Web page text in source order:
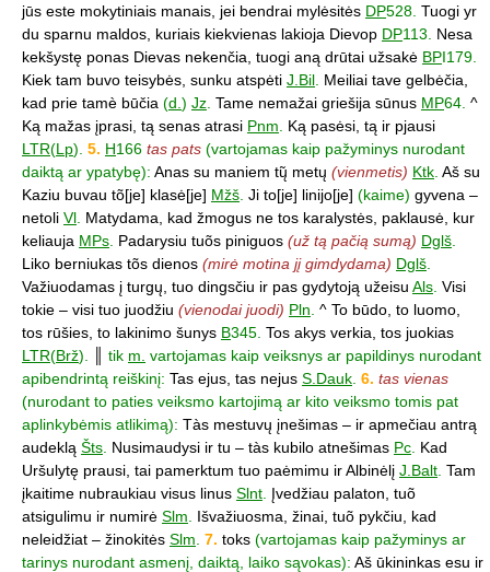
jūs este mokytiniais manais, jei bendrai mylėsitės DP528. Tuogi yr
du sparnu maldos, kuriais kiekvienas lakioja Dievop DP113.
Nesa
kekšystę ponas Dievas nekenčia, tuogi aną drūtai užsakė BPI179.
Kiek tam buvo teisybės, sunku atspėti J.Bil Meiliai tave gelbėčia,
kad prie tamè būčia (d. ) Jz Tame nemažai griešija sūnus MP64. ^
Ką mažas įprasi, tą senas atrasi Pnm
Ką pasėsi, tą ir pjausi
LTR(Lp). 5. H166 tas pats (vartojamas kaip pažyminys nurodant
daiktą ar ypatybę): Anas su maniem tų̃ metų (vienmetis) Ktk Aš su
Kaziu buvau tõ[je] klasė[je] Mžš Ji to[je] linijo[je] (kaime) gyvena –
netoli Vl Matydama, kad žmogus ne tos karalystės, paklausė, kur
keliauja MPs Padarysiu tuõs piniguos (už tą pačią sumą) Dglš
Liko berniukas tõs dienos (mirė motina jį gimdydama) Dglš
Važiuodamas į turgų, tuo dingsčiu ir pas gydytoją užeisu Als Visi
tokie – visi tuo juodžiu (vienodai juodi) Pln ^ To būdo, to luomo,
tos rūšies, to lakinimo šunys B345. Tos akys verkia, tos juokias
LTR(Brž). tik m. vartojamas kaip veiksnys ar papildinys nurodant
apibendrintą reiškinį: Tas ejus, tas nejus S.Dauk 6. tas vienas
(nurodant to paties veiksmo kartojimą ar kito veiksmo tomis pat
aplinkybėmis atlikimą): Tàs mestuvų įnešimas – ir apmečiau antrą
audeklą Šts Nusimaudysi ir tu – tàs kubilo atnešimas Pc Kad
Uršulytę prausi, tai pamerktum tuo paėmimu ir Albinėlį J.Balt Tam
įkaitime nubraukiau visus linus Slnt Įvedžiau palaton, tuõ
atsigulimu ir numirė Slm
Išvažiuosma, žinai, tuõ pykčiu, kad
neleidžiat – žinokitės Slm 7. toks (vartojamas kaip pažyminys ar
tarinys nurodant asmenį, daiktą, laiko sąvokas): Aš ūkininkas esu ir